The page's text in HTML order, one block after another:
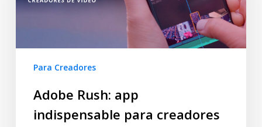
Para Creadores
Adobe Rush: app
indispensable para creadores